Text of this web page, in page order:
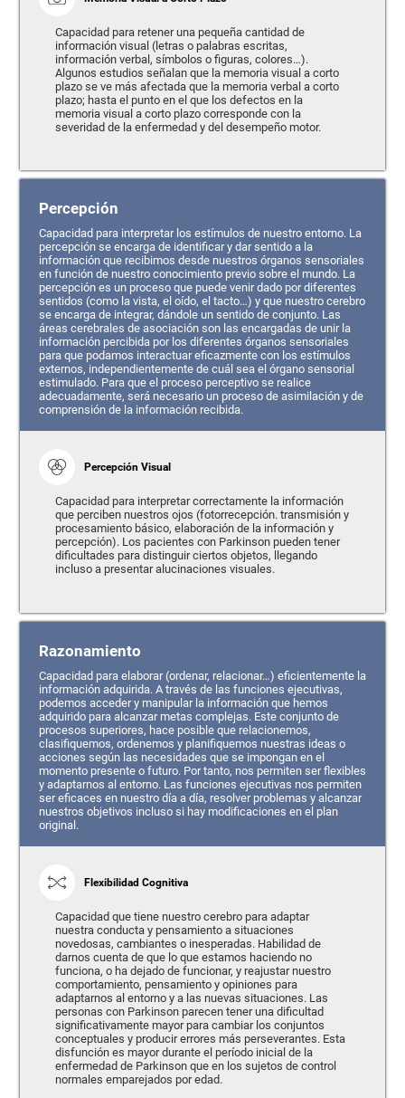
Capacidad para retener una pequeña cantidad de
información visual (letras o palabras escritas,
información verbal, símbolos o figuras, colores…).
Algunos estudios señalan que la memoria visual a corto
plazo se ve más afectada que la memoria verbal a corto
plazo; hasta el punto en el que los defectos en la
memoria visual a corto plazo corresponde con la
severidad de la enfermedad y del desempeño motor.
Percepción
Capacidad para interpretar los estímulos de nuestro entorno. La
percepción se encarga de identificar y dar sentido a la
información que recibimos desde nuestros órganos sensoriales
en función de nuestro conocimiento previo sobre el mundo. La
percepción es un proceso que puede venir dado por diferentes
sentidos (como la vista, el oído, el tacto…) y que nuestro cerebro
se encarga de integrar, dándole un sentido de conjunto. Las
áreas cerebrales de asociación son las encargadas de unir la
información percibida por los diferentes órganos sensoriales
para que podamos interactuar eficazmente con los estímulos
externos, independientemente de cuál sea el órgano sensorial
estimulado. Para que el proceso perceptivo se realice
adecuadamente, será necesario un proceso de asimilación y de
comprensión de la información recibida.
Percepción Visual
Capacidad para interpretar correctamente la información
que perciben nuestros ojos (fotorrecepción. transmisión y
procesamiento básico, elaboración de la información y
percepción). Los pacientes con Parkinson pueden tener
dificultades para distinguir ciertos objetos, llegando
incluso a presentar alucinaciones visuales.
Razonamiento
Capacidad para elaborar (ordenar, relacionar…) eficientemente la
información adquirida. A través de las funciones ejecutivas,
podemos acceder y manipular la información que hemos
adquirido para alcanzar metas complejas. Este conjunto de
procesos superiores, hace posible que relacionemos,
clasifiquemos, ordenemos y planifiquemos nuestras ideas o
acciones según las necesidades que se impongan en el
momento presente o futuro. Por tanto, nos permiten ser flexibles
y adaptarnos al entorno. Las funciones ejecutivas nos permiten
ser eficaces en nuestro día a día, resolver problemas y alcanzar
nuestros objetivos incluso si hay modificaciones en el plan
original.
Flexibilidad Cognitiva
Capacidad que tiene nuestro cerebro para adaptar
nuestra conducta y pensamiento a situaciones
novedosas, cambiantes o inesperadas. Habilidad de
darnos cuenta de que lo que estamos haciendo no
funciona, o ha dejado de funcionar, y reajustar nuestro
comportamiento, pensamiento y opiniones para
adaptarnos al entorno y a las nuevas situaciones. Las
personas con Parkinson parecen tener una dificultad
significativamente mayor para cambiar los conjuntos
conceptuales y producir errores más perseverantes. Esta
disfunción es mayor durante el período inicial de la
enfermedad de Parkinson que en los sujetos de control
normales emparejados por edad.